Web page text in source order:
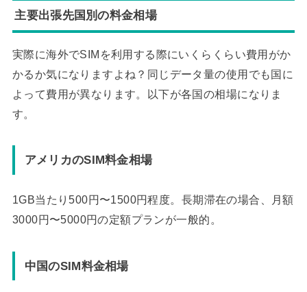
主要出張先国別の料金相場
実際に海外でSIMを利用する際にいくらくらい費用がか
かるか気になりますよね？同じデータ量の使用でも国に
よって費用が異なります。以下が各国の相場になりま
す。
アメリカのSIM料金相場
1GB当たり500円〜1500円程度。長期滞在の場合、月額
3000円〜5000円の定額プランが一般的。
中国のSIM料金相場